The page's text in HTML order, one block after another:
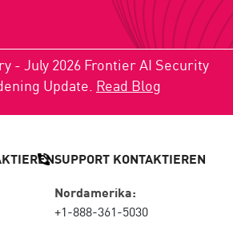
- July 2026 Frontier AI Security
Update. Read Blog
SUPPORT KONTAKTIEREN
Nordamerika:
+1-888-361-5030